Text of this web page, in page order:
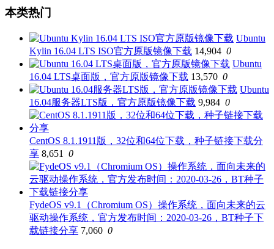
本类热门
Ubuntu
Kylin 16.04 LTS ISO官方原版镜像下载 14,904 0
Ubuntu
16.04 LTS桌面版，官方原版镜像下载 13,570 0
Ubuntu
16.04服务器LTS版，官方原版镜像下载 9,984 0
CentOS 8.1.1911版，32位和64位下载，种子链接下载分
享 8,651 0
FydeOS v9.1（Chromium OS）操作系统，面向未来的云
驱动操作系统，官方发布时间：2020-03-26，BT种子下
载链接分享 7,060 0